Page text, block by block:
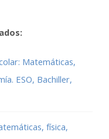
Matemáticas,
ESO, Bachiller,
física,